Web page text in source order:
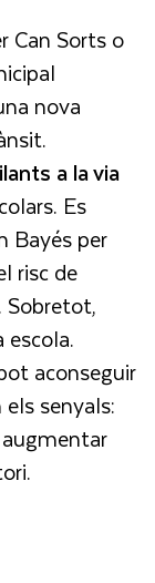
Can Sorts o
nova
a la via
Es
Bayés per
risc de
Sobretot,
aconseguir
senyals: